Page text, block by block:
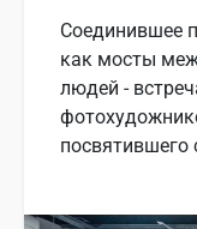
Соединившее
как мосты
людей -
посвятившего